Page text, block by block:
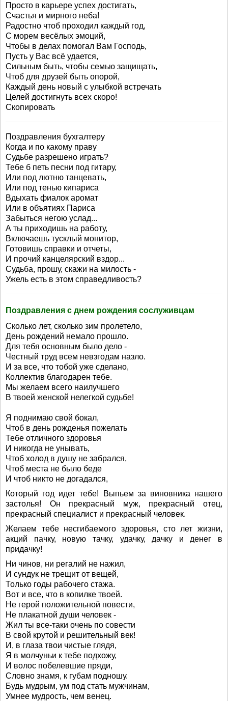
Просто в карьере успех достигать,
Счастья и мирного неба!
Радостно чтоб проходил каждый год,
С морем весёлых эмоций,
Чтобы в делах помогал Вам Господь,
Пусть у Вас всё удается,
Сильным быть, чтобы семью защищать,
Чтоб для друзей быть опорой,
Каждый день новый с улыбкой встречать
Целей достигнуть всех скоро!
Скопировать
Поздравления бухгалтеру
Когда и по какому праву
Судьбе разрешено играть?
Тебе б петь песни под гитару,
Или под лютню танцевать,
Или под тенью кипариса
Вдыхать фиалок аромат
Или в объятиях Париса
Забыться негою услад...
А ты приходишь на работу,
Включаешь тусклый монитор,
Готовишь справки и отчеты,
И прочий канцелярский вздор...
Судьба, прошу, скажи на милость -
Ужель есть в этом справедливость?
Поздравления с днем рождения сослуживцам
Сколько лет, сколько зим пролетело,
День рождений немало прошло.
Для тебя основным было дело -
Честный труд всем невзгодам назло.
И за все, что тобой уже сделано,
Коллектив благодарен тебе.
Мы желаем всего наилучшего
В твоей женской нелегкой судьбе!
Я поднимаю свой бокал,
Чтоб в день рожденья пожелать
Тебе отличного здоровья
И никогда не унывать,
Чтоб холод в душу не забрался,
Чтоб места не было беде
И чтоб никто не догадался,
Который год идет тебе! Выпьем за виновника нашего
застолья! Он прекрасный муж, прекрасный отец,
прекрасный специалист и прекрасный человек.
Желаем тебе несгибаемого здоровья, сто лет жизни,
акций пачку, новую тачку, удачку, дачку и денег в
придачку!
Ни чинов, ни регалий не нажил,
И сундук не трещит от вещей,
Только годы рабочего стажа.
Вот и все, что в копилке твоей.
Не герой положительной повести,
Не плакатной души человек -
Жил ты все-таки очень по совести
В свой крутой и решительный век!
И, в глаза твои чистые глядя,
Я в молчуньи к тебе подхожу,
И волос побелевшие пряди,
Словно знамя, к губам подношу.
Будь мудрым, ум под стать мужчинам,
Умнее мудрость, чем венец.